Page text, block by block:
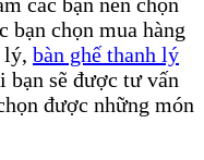
bạn chọn mua hàng
lý, bàn ghế thanh lý
sẽ được tư vấn
được những món